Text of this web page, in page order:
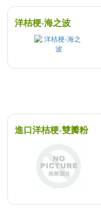
洋桔梗-海之波
進口洋桔梗-雙瓣粉